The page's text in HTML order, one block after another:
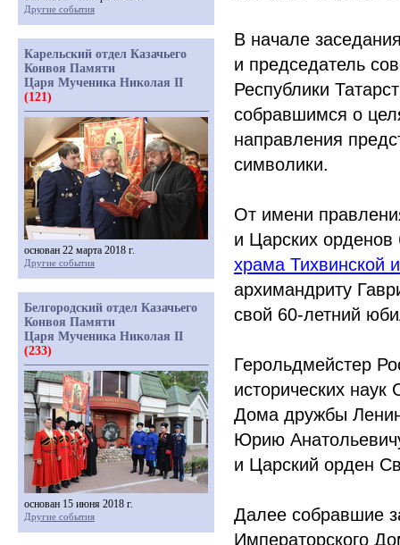
В начале
и председатель
Республики
собравшимся о
направления
символики.
От имени
и Царских
храма Тихвинской
архимандриту
свой 60-летний
Герольдмейстер
исторических
Дома дружбы
Юрию
и Царский орден
Далее собравшие
Императорского
Другие события
Карельский отдел Казачьего
Конвоя Памяти
Царя Мученика Николая II
(121)
основан 22 марта 2018 г.
Другие события
Белгородский отдел Казачьего
Конвоя Памяти
Царя Мученика Николая II
(233)
основан 15 июня 2018 г.
Другие события